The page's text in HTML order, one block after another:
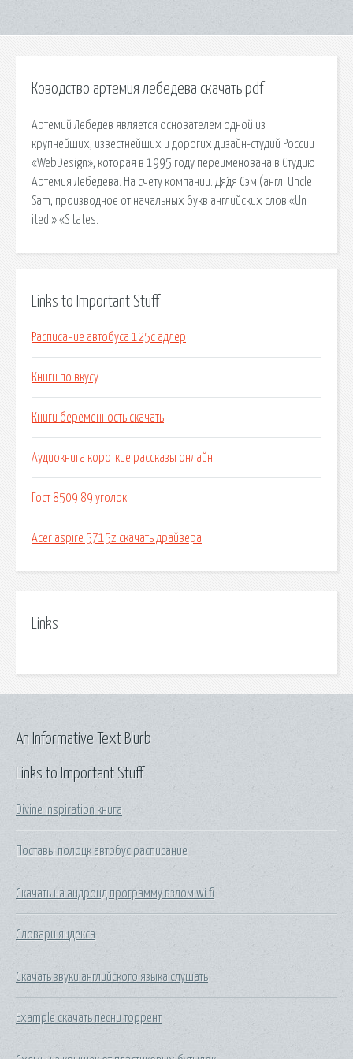
Ководство артемия лебедева скачать pdf
Артемий Лебедев является основателем одной из
крупнейших, известнейших и дорогих дизайн-студий России
«WebDesign», которая в 1995 году переименована в Студию
Артемия Лебедева. На счету компании. Дя́дя Сэм (англ. Uncle
Sam, производное от начальных букв английских слов «Un
ited » «S tates.
Links to Important Stuff
Расписание автобуса 125с адлер
Книги по вкусу
Книги беременность скачать
Аудиокнига короткие рассказы онлайн
Гост 8509 89 уголок
Acer aspire 5715z скачать драйвера
Links
Links to Important Stuff
Divine inspiration книга
Поставы полоцк автобус расписание
Скачать на андроид программу взлом wi fi
Словари яндекса
Скачать звуки английского языка слушать
Example скачать песни торрент
An Informative Text Blurb